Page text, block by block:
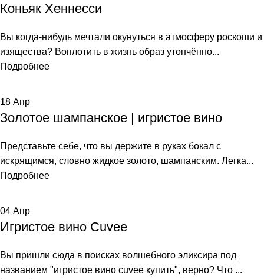
Коньяк Хеннесси
Вы когда-нибудь мечтали окунуться в атмосферу роскоши и
изящества? Воплотить в жизнь образ утончённо...
Подробнее
18 Апр
Золотое шампанское | игристое вино
Представьте себе, что вы держите в руках бокал с
искрящимся, словно жидкое золото, шампанским. Легка...
Подробнее
04 Апр
Игристое вино Cuvee
Вы пришли сюда в поисках волшебного эликсира под
названием "игристое вино cuvee купить", верно? Что ...